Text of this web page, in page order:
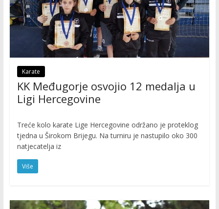
Karate
KK Međugorje osvojio 12 medalja u
Ligi Hercegovine
Treće kolo karate Lige Hercegovine održano je proteklog
tjedna u Širokom Brijegu. Na turniru je nastupilo oko 300
natjecatelja iz
Više